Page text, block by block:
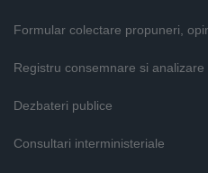
Formular colectare propuneri,
Registru consemnare si
Dezbateri publice
Consultari interministeriale